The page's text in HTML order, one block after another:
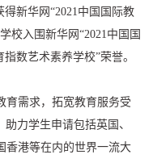
得新华网“2021中国国际教
校入围新华网“2021中国国
数艺术素养学校”荣誉。
育需求，拓宽教育服务受
力学生申请包括英国、
香港等在内的世界一流大